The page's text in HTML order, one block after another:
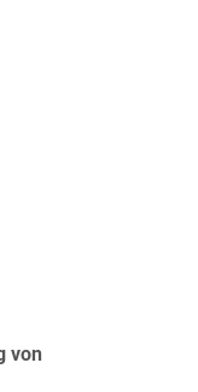
von